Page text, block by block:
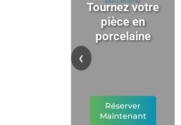
Tournez votre
pièce en
porcelaine
Réserver
Maintenant
❮